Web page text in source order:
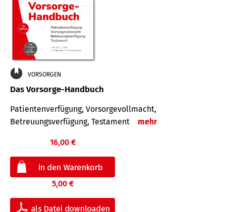
VORSORGEN
Das Vorsorge-Handbuch
Patientenverfügung, Vorsorgevollmacht,
Betreuungsverfügung, Testament
mehr
16,00 €
5,00 €